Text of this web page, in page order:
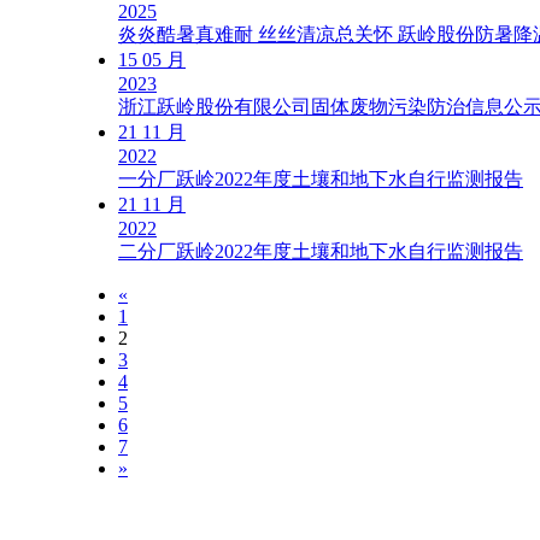
2025
炎炎酷暑真难耐 丝丝清凉总关怀 跃岭股份防暑降
15 05 月
2023
浙江跃岭股份有限公司固体废物污染防治信息公
21 11 月
2022
一分厂跃岭2022年度土壤和地下水自行监测报告
21 11 月
2022
二分厂跃岭2022年度土壤和地下水自行监测报告
«
1
2
3
4
5
6
7
»